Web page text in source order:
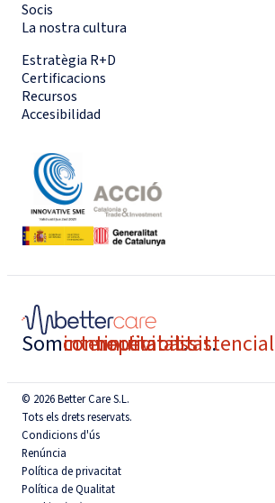
Socis
La nostra cultura
Estratègia R+D
Certificacions
Recursos
Accesibilidad
Somconnectivitat.
interoperabilitat.
continuïtat assistencial
© 2026 Better Care S.L.
Tots els drets reservats.
Condicions d'ús
Renúncia
Política de privacitat
Política de Qualitat